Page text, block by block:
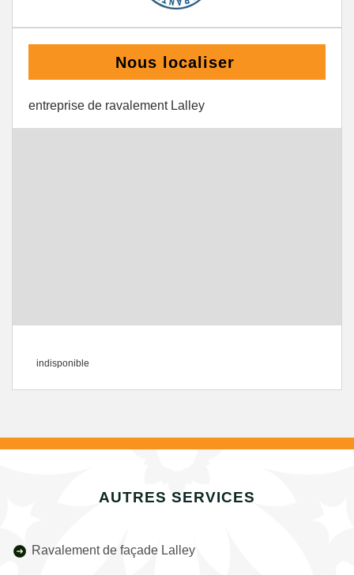
Nous localiser
entreprise de ravalement Lalley
indisponible
AUTRES SERVICES
Ravalement de façade Lalley